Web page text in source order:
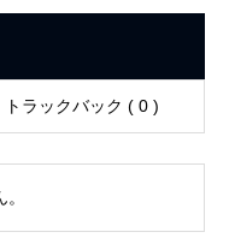
トラックバック ( 0 )